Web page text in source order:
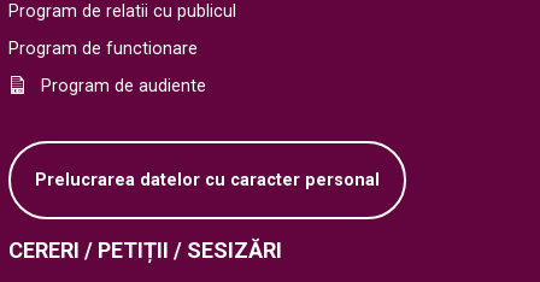
Program de relatii cu publicul
Program de functionare
Program de audiente
Prelucrarea datelor cu caracter personal
CERERI / PETIȚII / SESIZĂRI